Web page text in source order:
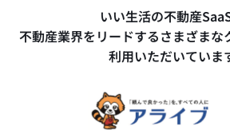
いい生活の不動産SaaS
不動産業界をリードするさまざまな
利用いただいていま